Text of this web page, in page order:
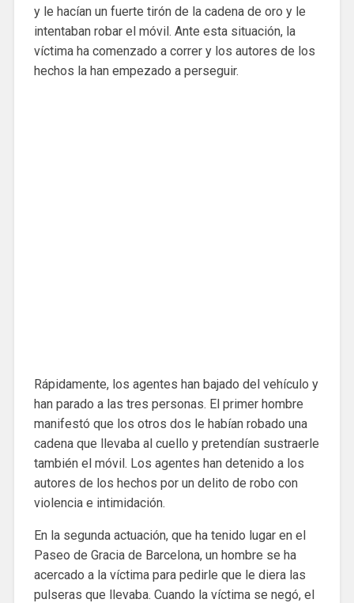
y le hacían un fuerte tirón de la cadena de oro y le
intentaban robar el móvil. Ante esta situación, la
víctima ha comenzado a correr y los autores de los
hechos la han empezado a perseguir.
Rápidamente, los agentes han bajado del vehículo y
han parado a las tres personas. El primer hombre
manifestó que los otros dos le habían robado una
cadena que llevaba al cuello y pretendían sustraerle
también el móvil. Los agentes han detenido a los
autores de los hechos por un delito de robo con
violencia e intimidación.
En la segunda actuación, que ha tenido lugar en el
Paseo de Gracia de Barcelona, ​​un hombre se ha
acercado a la víctima para pedirle que le diera las
pulseras que llevaba. Cuando la víctima se negó, el